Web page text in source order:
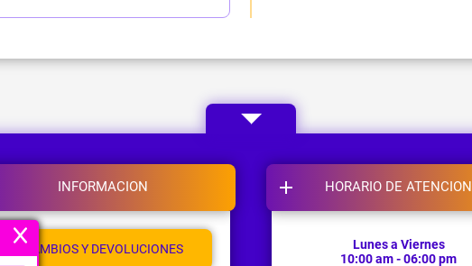
INFORMACION
CAMBIOS Y DEVOLUCIONES
HORARIO DE ATENCION
Lunes a Viernes
10:00 am - 06:00 pm